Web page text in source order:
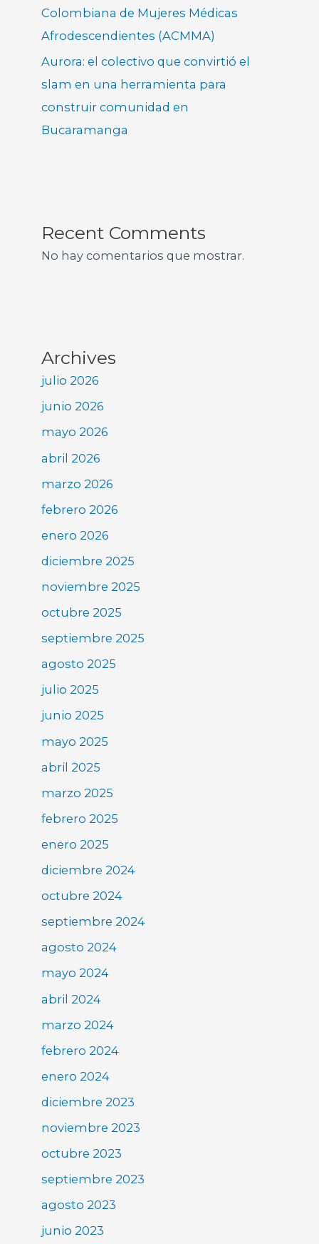
Colombiana de Mujeres Médicas
Afrodescendientes (ACMMA)
Aurora: el colectivo que convirtió el
slam en una herramienta para
construir comunidad en
Bucaramanga
Recent Comments
No hay comentarios que mostrar.
Archives
julio 2026
junio 2026
mayo 2026
abril 2026
marzo 2026
febrero 2026
enero 2026
diciembre 2025
noviembre 2025
octubre 2025
septiembre 2025
agosto 2025
julio 2025
junio 2025
mayo 2025
abril 2025
marzo 2025
febrero 2025
enero 2025
diciembre 2024
octubre 2024
septiembre 2024
agosto 2024
mayo 2024
abril 2024
marzo 2024
febrero 2024
enero 2024
diciembre 2023
noviembre 2023
octubre 2023
septiembre 2023
agosto 2023
junio 2023